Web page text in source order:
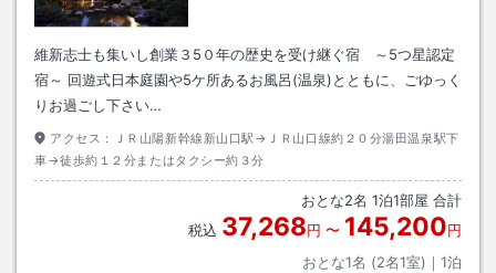
維新志士も集いし創業３5０年の歴史を受け継ぐ宿 ～5つ星認定
宿～ 回遊式日本庭園や5ケ所あるお風呂(温泉)とともに、ごゆっく
りお過ごし下さい…
アクセス：
ＪＲ山陽新幹線新山口駅→ＪＲ山口線約２０分湯田温泉駅下
車→徒歩約１２分またはタクシー約３分
おとな2名 1泊1部屋 合計
税込 37,268円 〜 145,200円
おとな1名 (2名1室)｜ 1泊